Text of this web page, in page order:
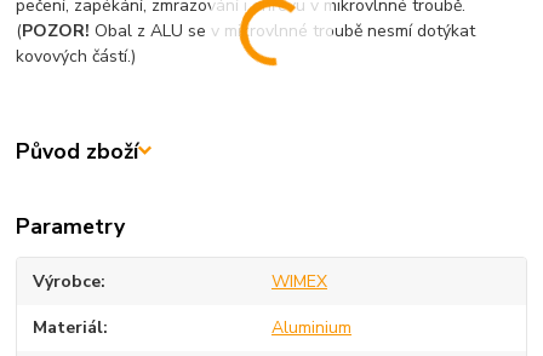
pečení, zapékání, zmrazování i ohřevu v mikrovlnné troubě.
(POZOR! Obal z ALU se v mikrovlnné troubě nesmí dotýkat
kovových částí.)
Původ zboží
Parametry
Výrobce WIMEX
Materiál Aluminium